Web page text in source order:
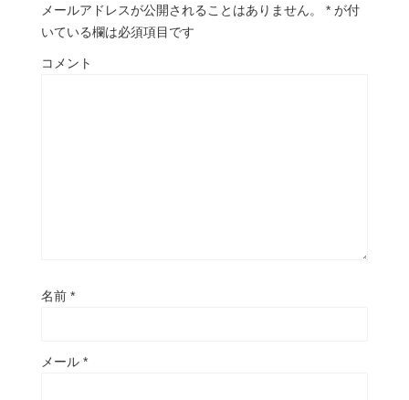
メールアドレスが公開されることはありません。 * が付
いている欄は必須項目です
コメント
名前 *
メール *